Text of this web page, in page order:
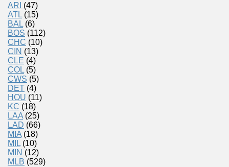
ARI (47)
ATL (15)
BAL (6)
BOS (112)
CHC (10)
CIN (13)
CLE (4)
COL (5)
CWS (5)
DET (4)
HOU (11)
KC (18)
LAA (25)
LAD (66)
MIA (18)
MIL (10)
MIN (12)
MLB (529)